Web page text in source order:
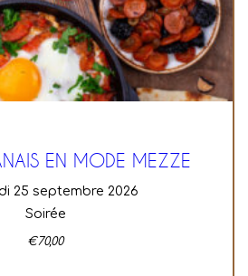
EN MODE MEZZE
25 septembre 2026
Soirée
€70,00